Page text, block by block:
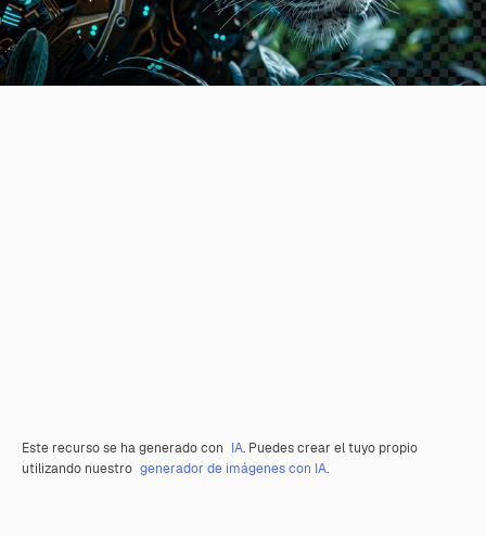
Este recurso se ha generado con IA. Puedes crear el tuyo propio
utilizando nuestro generador de imágenes con IA.